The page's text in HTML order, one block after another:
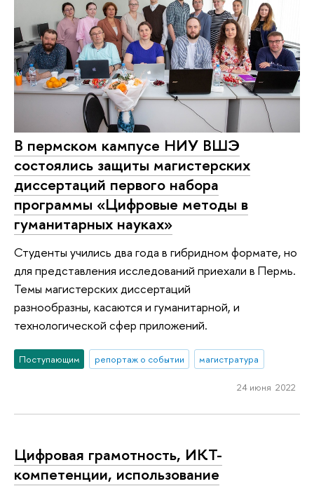
В пермском кампусе НИУ ВШЭ
состоялись защиты магистерских
диссертаций первого набора
программы «Цифровые методы в
гуманитарных науках»
Студенты учились два года в гибридном формате, но
для представления исследований приехали в Пермь.
Темы магистерских диссертаций
разнообразны, касаются и гуманитарной, и
технологической сфер приложений.
Поступающим репортаж о событии магистратура
24 июня 2022
Цифровая грамотность, ИКТ-
компетенции, использование